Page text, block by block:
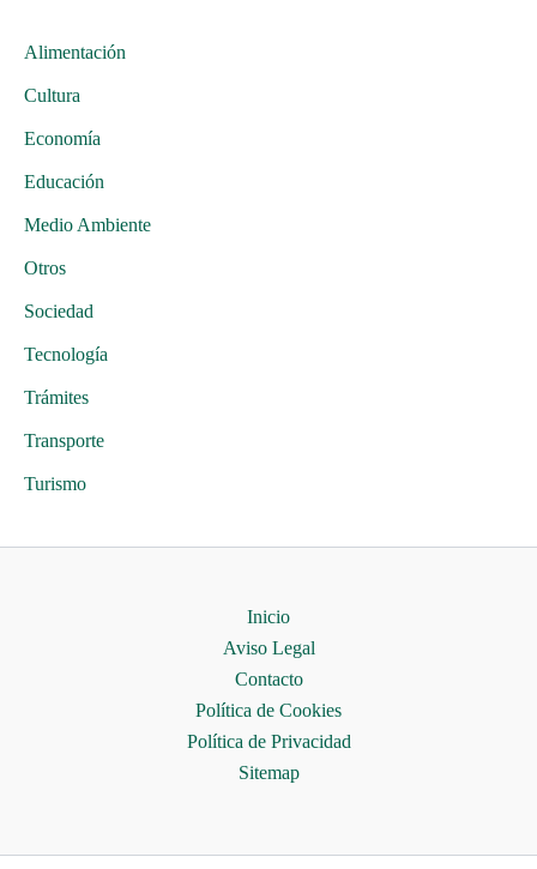
Alimentación
Cultura
Economía
Educación
Medio Ambiente
Otros
Sociedad
Tecnología
Trámites
Transporte
Turismo
Inicio
Aviso Legal
Contacto
Política de Cookies
Política de Privacidad
Sitemap